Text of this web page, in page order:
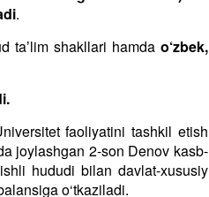
.
taʼlim shakllari hamda o‘zbek,
faoliyatini tashkil etish
joylashgan 2-son Denov kasb-
hududi bilan davlat-xususiy
o‘tkaziladi.